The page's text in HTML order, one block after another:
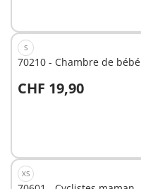
S
70210 - Chambre de bébé
CHF 19,90
Au panier
XS